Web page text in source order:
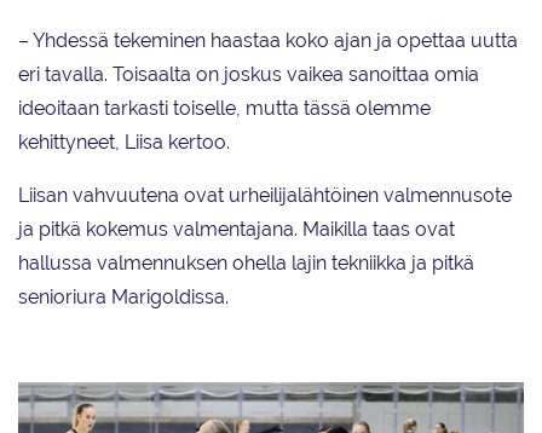
– Yhdessä tekeminen haastaa koko ajan ja opettaa uutta
eri tavalla. Toisaalta on joskus vaikea sanoittaa omia
ideoitaan tarkasti toiselle, mutta tässä olemme
kehittyneet, Liisa kertoo.
Liisan vahvuutena ovat urheilijalähtöinen valmennusote
ja pitkä kokemus valmentajana. Maikilla taas ovat
hallussa valmennuksen ohella lajin tekniikka ja pitkä
senioriura Marigoldissa.